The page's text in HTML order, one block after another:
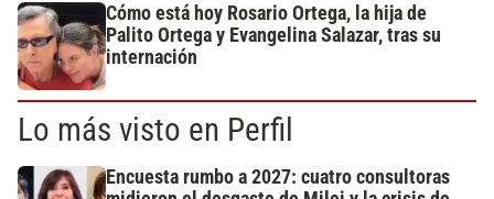
Cómo está hoy Rosario Ortega, la hija de
Palito Ortega y Evangelina Salazar, tras su
internación
Lo más visto en Perfil
Encuesta rumbo a 2027: cuatro consultoras